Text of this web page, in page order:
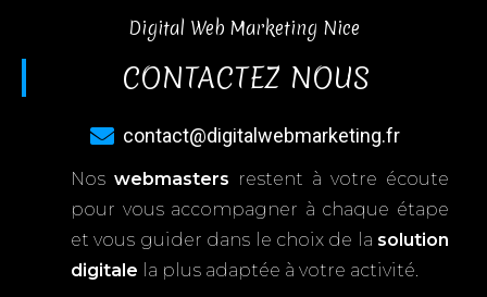
Digital Web Marketing Nice
CONTACTEZ NOUS
contact@digitalwebmarketing.fr
Nos webmasters restent à votre écoute
pour vous accompagner à chaque étape
et vous guider dans le choix de la solution
digitale la plus adaptée à votre activité.